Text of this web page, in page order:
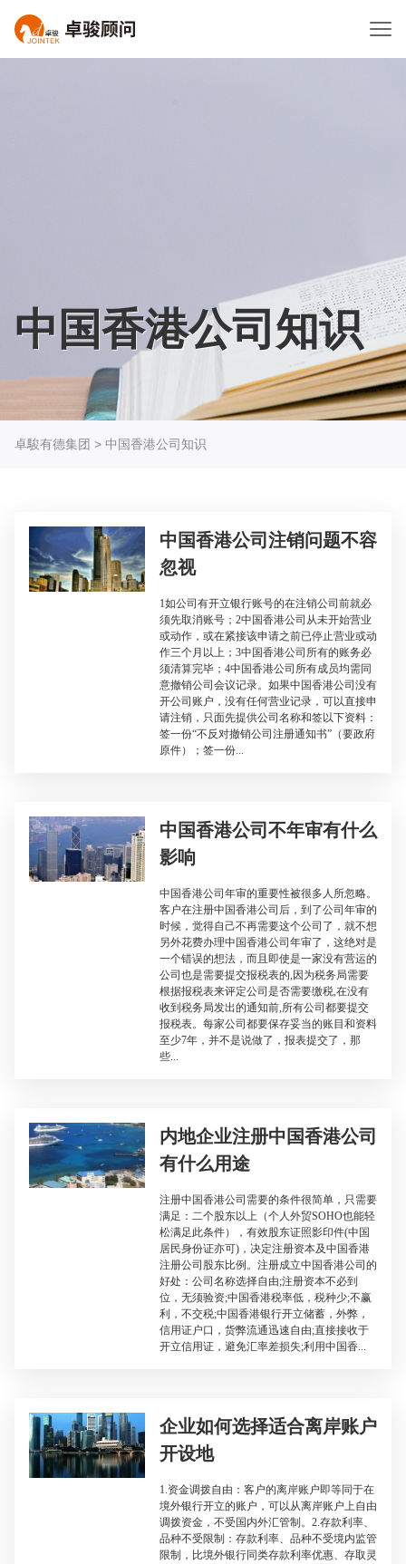
中国香港公司知识
卓駿有德集团 > 中国香港公司知识
中国香港公司注销问题不容
忽视
1如公司有开立银行账号的在注销公司前就必
须先取消账号；2中国香港公司从未开始营业
或动作，或在紧接该申请之前已停止营业或动
作三个月以上；3中国香港公司所有的账务必
须清算完毕；4中国香港公司所有成员均需同
意撤销公司会议记录。如果中国香港公司没有
开公司账户，没有任何营业记录，可以直接申
请注销，只面先提供公司名称和签以下资料：
签一份“不反对撤销公司注册通知书”（要政府
原件）；签一份...
中国香港公司不年审有什么
影响
中国香港公司年审的重要性被很多人所忽略。
客户在注册中国香港公司后，到了公司年审的
时候，觉得自己不再需要这个公司了，就不想
另外花费办理中国香港公司年审了，这绝对是
一个错误的想法，而且即使是一家没有营运的
公司也是需要提交报税表的,因为税务局需要
根据报税表来评定公司是否需要缴税,在没有
收到税务局发出的通知前,所有公司都要提交
报税表。每家公司都要保存妥当的账目和资料
至少7年，并不是说做了，报表提交了，那
些...
内地企业注册中国香港公司
有什么用途
注册中国香港公司需要的条件很简单，只需要
满足：二个股东以上（个人外贸SOHO也能轻
松满足此条件），有效股东证照影印件(中国
居民身份证亦可)，决定注册资本及中国香港
注册公司股东比例。注册成立中国香港公司的
好处：公司名称选择自由;注册资本不必到
位，无须验资;中国香港税率低，税种少;不赢
利，不交税;中国香港银行开立储蓄，外弊，
信用证户口，货弊流通迅速自由;直接接收于
开立信用证，避免汇率差损失;利用中国香...
企业如何选择适合离岸账户
开设地
1.资金调拨自由：客户的离岸账户即等同于在
境外银行开立的账户，可以从离岸账户上自由
调拨资金，不受国内外汇管制。2.存款利率、
品种不受限制：存款利率、品种不受境内监管
限制，比境外银行同类存款利率优惠、存取灵